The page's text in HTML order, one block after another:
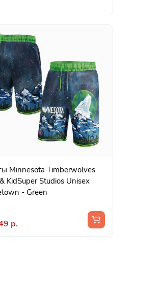
Minnesota Timberwolves
KidSuper Studios Unisex
- Green
р.